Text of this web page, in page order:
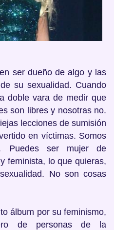
ser dueño de algo y las
su sexualidad. Cuando
doble vara de medir que
son libres y nosotras no.
lecciones de sumisión
en víctimas. Somos
Puedes ser mujer de
feminista, lo que quieras,
No son cosas
álbum por su feminismo,
de personas de la